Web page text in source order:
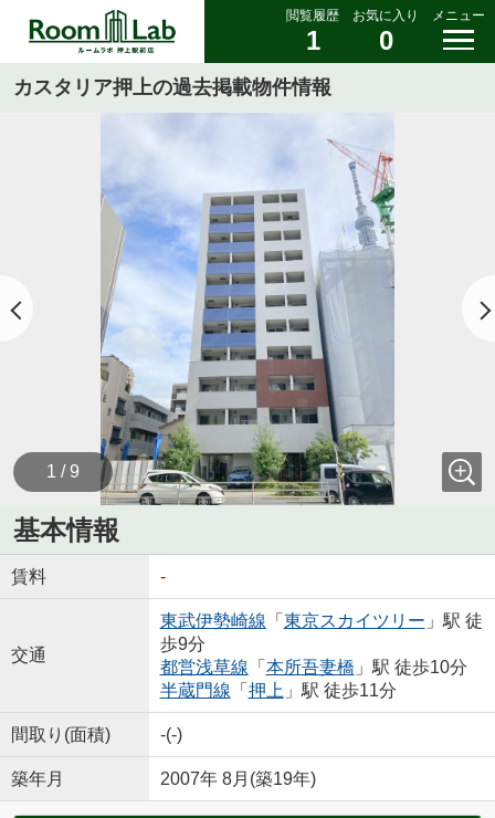
閲覧履歴
1
お気に入り
0
メニュー
カスタリア押上の過去掲載物件情報
1 / 9
基本情報
賃料 -
交通
東武伊勢崎線 「 東京スカイツリー 」駅 徒
歩9分
都営浅草線 「 本所吾妻橋 」駅 徒歩10分
半蔵門線 「 押上 」駅 徒歩11分
間取り(面積) -(-)
築年月 2007年 8月(築19年)